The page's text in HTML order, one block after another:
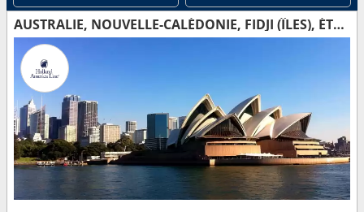
Mois de départ
Ports
Rechercher
AUSTRALIE, NOUVELLE-CALÉDONIE, FIDJI (ÎLES), ÉTATS-UNIS